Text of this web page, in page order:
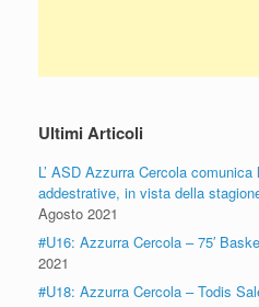
Ultimi Articoli
L’ ASD Azzurra Cercola
addestrative, in vista della
Agosto 2021
#U16: Azzurra Cercola – 75′
2021
#U18: Azzurra Cercola – Todis